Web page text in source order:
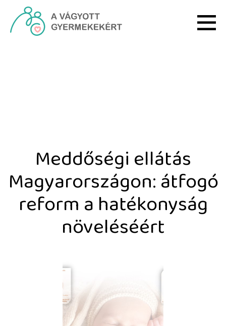
Ugrás a fő tartalomhoz
Meddőségi ellátás
Magyarországon: átfogó
reform a hatékonyság
növeléséért